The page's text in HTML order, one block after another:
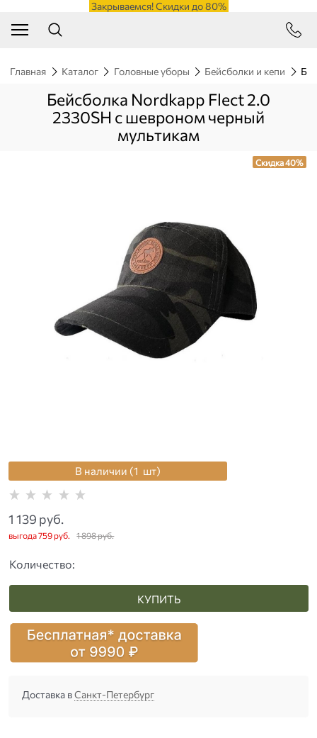
Закрываемся! Скидки до 80%
Главная Каталог Головные уборы Бейсболки и кепи
Бейсболка Nordkapp Flect 2.0
2330SH с шевроном черный
мультикам
Скидка 40%
В наличии (1 шт)
1 898 руб.
1 139 руб.
выгода759 руб.
Количество:
КУПИТЬ
Доставка вСанкт-Петербург